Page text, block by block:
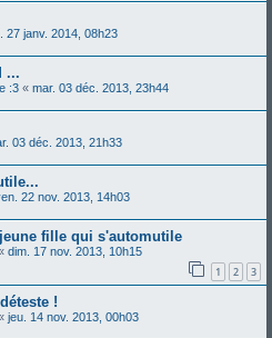
27 janv. 2014, 08h23
...
:3 « mar. 03 déc. 2013, 23h44
03 déc. 2013, 21h33
22 nov. 2013, 14h03
fille qui s'automutile
dim. 17 nov. 2013, 10h15
1 2 3
!
jeu. 14 nov. 2013, 00h03